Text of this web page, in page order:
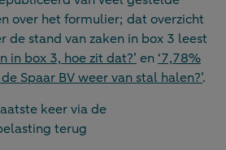
over het formulier; dat overzicht
de stand van zaken in box 3 leest
in box 3, hoe zit dat?’ en ‘7,78%
Spaar BV weer van stal halen?’.
keer via de
terug